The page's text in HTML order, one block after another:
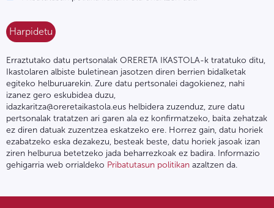
Erraztutako datu pertsonalak ORERETA IKASTOLA-k tratatuko ditu,
Ikastolaren albiste buletinean jasotzen diren berrien bidalketak
egiteko helburuarekin. Zure datu pertsonalei dagokienez, nahi
izanez gero eskubidea duzu,
idazkaritza@oreretaikastola.eus helbidera zuzenduz, zure datu
pertsonalak tratatzen ari garen ala ez konfirmatzeko, baita zehatzak
ez diren datuak zuzentzea eskatzeko ere. Horrez gain, datu horiek
ezabatzeko eska dezakezu, besteak beste, datu horiek jasoak izan
ziren helburua betetzeko jada beharrezkoak ez badira. Informazio
gehigarria web orrialdeko Pribatutasun politikan azaltzen da.